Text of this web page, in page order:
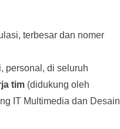
terbesar dan nomer
personal, di seluruh
tim (didukung oleh
IT Multimedia dan Desain